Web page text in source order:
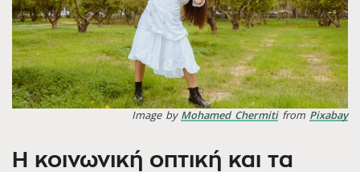
Image by Mohamed Chermitifrom Pixabay
Η κοινωνική οπτική και τα